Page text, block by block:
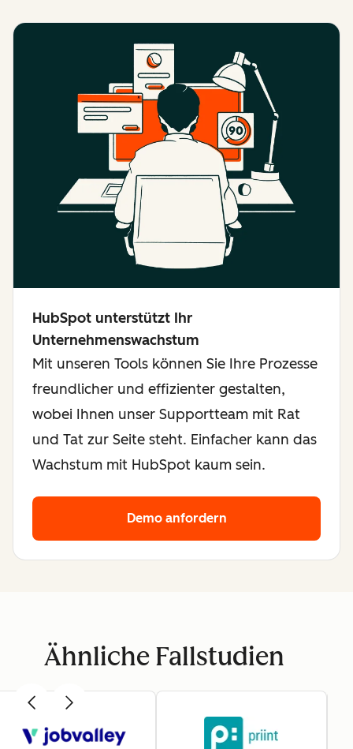
HubSpot unterstützt Ihr
Unternehmenswachstum
Mit unseren Tools können Sie Ihre Prozesse
freundlicher und effizienter gestalten,
wobei Ihnen unser Supportteam mit Rat
und Tat zur Seite steht. Einfacher kann das
Wachstum mit HubSpot kaum sein.
Demo anfordern
Ähnliche Fallstudien